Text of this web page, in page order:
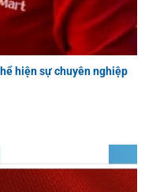
hiện sự chuyên nghiệp